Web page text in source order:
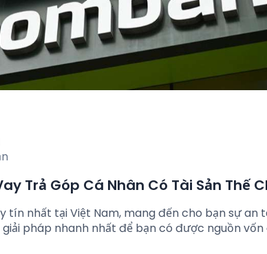
Trả Góp Cá Nhân Có Tài Sản Thế
nhất tại Việt Nam, mang đến cho bạn sự an
giải pháp nhanh nhất để bạn có được nguồn